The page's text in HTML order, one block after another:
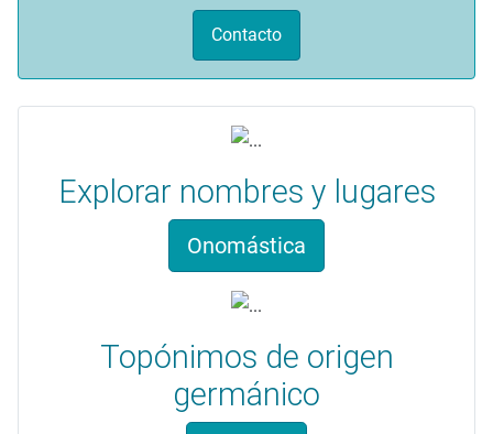
Contacto
Explorar nombres y lugares
Onomástica
Topónimos de origen
germánico